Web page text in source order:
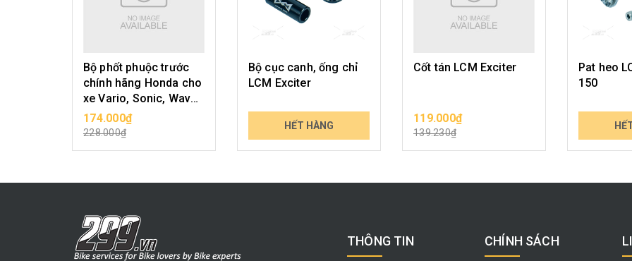
Bộ phốt phuộc trước
chính hãng Honda cho
xe Vario, Sonic, Wave,
Dream, các xe phổ
thông cỡ nhỏ
174.000₫
228.000₫
CHỌN SẢN PHẨM
Bộ cục canh, ống chỉ
LCM Exciter
119.000₫
139.230₫
HẾT HÀNG
Cốt tán LCM Exciter
119.000₫
139.230₫
CHỌN SẢN PHẨM
Pat heo
150
389.000₫
455.130₫
THÔNG TIN CHÍNH SÁCH